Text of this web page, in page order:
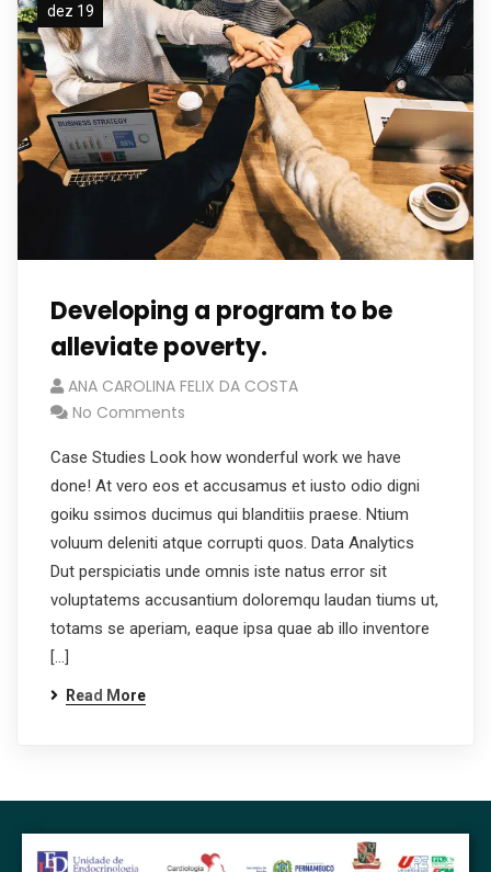
dez 19
Developing a program to be
alleviate poverty.
ANA CAROLINA FELIX DA COSTA
No Comments
Case Studies Look how wonderful work we have
done! At vero eos et accusamus et iusto odio digni
goiku ssimos ducimus qui blanditiis praese. Ntium
voluum deleniti atque corrupti quos. Data Analytics
Dut perspiciatis unde omnis iste natus error sit
voluptatems accusantium doloremqu laudan tiums ut,
totams se aperiam, eaque ipsa quae ab illo inventore
[…]
Read More